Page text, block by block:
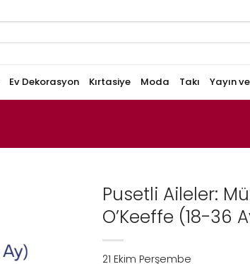
Ev Dekorasyon Kırtasiye Moda Takı Yayın
Pusetli Aileler:
O’Keeffe (18-36
21 Ekim Perşembe